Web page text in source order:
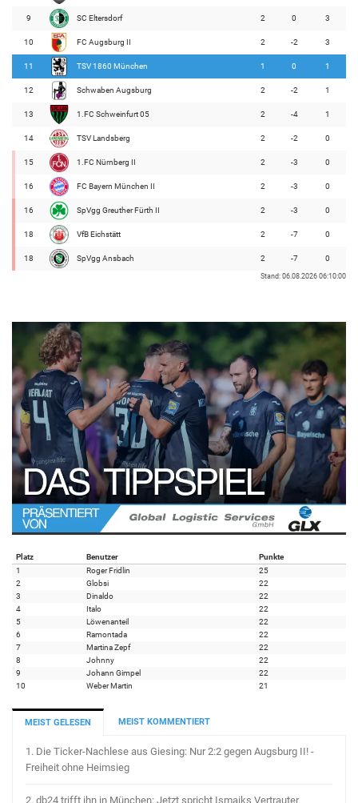
9 SC Eltersdorf 2 0 3
10 FC Augsburg II 2 -2 3
11 TSV 1860 München 1 0 1
12 Schwaben Augsburg 2 -2 1
13 1.FC Schweinfurt 05 2 -4 1
14 TSV Landsberg 2 -2 0
15 1.FC Nürnberg II 2 -3 0
16 FC Bayern München II 2 -3 0
16 SpVgg Greuther Fürth II 2 -3 0
18 VfB Eichstätt 2 -7 0
18 SpVgg Ansbach 2 -7 0
Stand: 06.08.2026 06:10:00
Platz Benutzer
Punkte
1
Roger Fridlin
25
2
Globsi
22
3
Dinaldo
22
4
Italo
22
5
Löwenanteil
22
6
Ramontada
22
7
Martina Zepf
22
8
Johnny
22
9
Johann Gimpel
22
10
Weber Martin 21
MEIST GELESEN MEIST KOMMENTIERT
1. Die Ticker-Nachlese aus Giesing: Nur 2:2 gegen Augsburg II! -
Freiheit ohne Heimsieg
2. db24 trifft ihn in München: Jetzt spricht Ismaiks Vertrauter